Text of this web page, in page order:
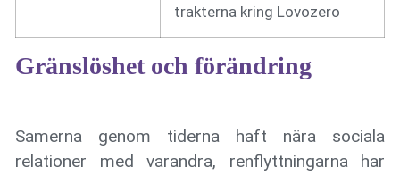
trakterna kring Lovozero
Gränslöshet och förändring
Samerna genom tiderna haft nära sociala
relationer med varandra, renflyttningarna har